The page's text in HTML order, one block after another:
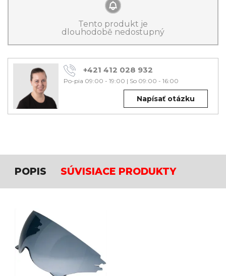
Tento produkt je
dlouhodobě nedostupný
+421 412 028 932
Po-pia 09:00 - 19:00 | So 09:00 - 16:00
Napísať otázku
POPIS SÚVISIACE PRODUKTY